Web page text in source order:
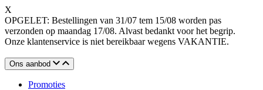
X
OPGELET: Bestellingen van 31/07 tem 15/08 worden pas
verzonden op maandag 17/08. Alvast bedankt voor het begrip.
Onze klantenservice is niet bereikbaar wegens VAKANTIE.
Ons aanbod
Promoties